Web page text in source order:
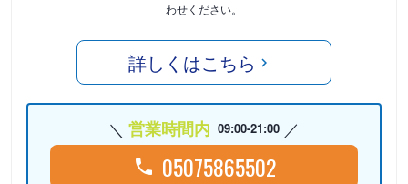
わせください。
詳しくはこちら
営業時間内 09:00-21:00
05075865502